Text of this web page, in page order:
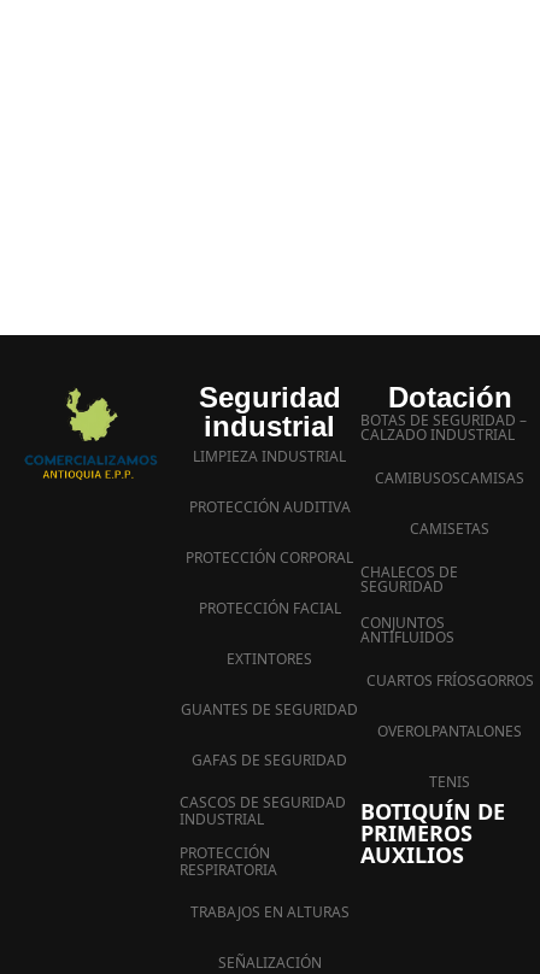
Seguridad
industrial
LIMPIEZA INDUSTRIAL
PROTECCIÓN AUDITIVA
PROTECCIÓN CORPORAL
PROTECCIÓN FACIAL
EXTINTORES
GUANTES DE SEGURIDAD
GAFAS DE SEGURIDAD
CASCOS DE SEGURIDAD
INDUSTRIAL
PROTECCIÓN
RESPIRATORIA
TRABAJOS EN ALTURAS
SEÑALIZACIÓN
Dotación
BOTAS DE SEGURIDAD –
CALZADO INDUSTRIAL
CAMIBUSOSCAMISAS
CAMISETAS
CHALECOS DE
SEGURIDAD
CONJUNTOS
ANTIFLUIDOS
CUARTOS FRÍOSGORROS
OVEROLPANTALONES
TENIS
BOTIQUÍN DE
PRIMEROS
AUXILIOS